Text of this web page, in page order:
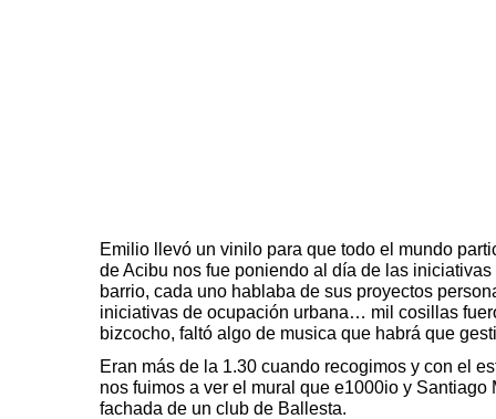
Emilio llevó un vinilo para que todo el mundo
deAcibu nos fue poniendo al día de las
barrio, cada uno hablaba de sus proyectos
iniciativas de ocupación urbana… mil cosillas
bizcocho, faltó algo de musica que habrá que
Eran más de la 1.30 cuando recogimos y con el
nos fuimos a ver el mural que e1000io y Santiago
fachada de un club de Ballesta.